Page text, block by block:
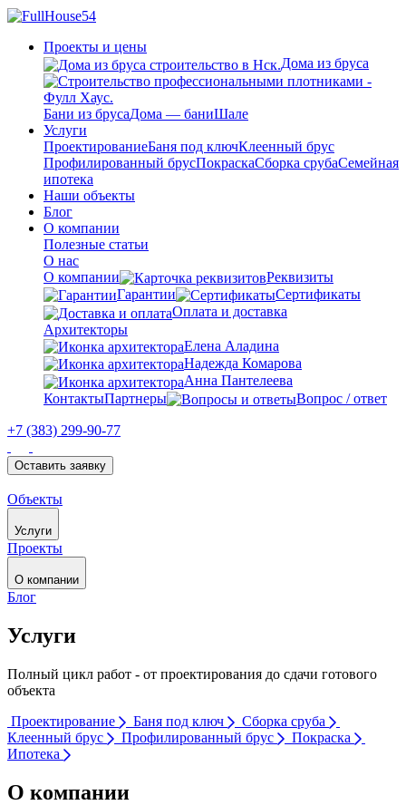
Проекты и цены
Дома из бруса
Бани из брусаДома — баниШале
Услуги
ПроектированиеБаня под ключКлеенный брус
Профилированный брусПокраскаСборка срубаСемейная
ипотека
Наши объекты
Блог
О компании
Полезные статьи
О нас
О компании
Реквизиты
Гарантии
Сертификаты
Оплата и доставка
Архитекторы
Елена Аладина
Надежда Комарова
Анна Пантелеева
КонтактыПартнеры Вопрос / ответ
+7 (383) 299-90-77
Оставить заявку
Объекты
Услуги
Проекты
О компании
Блог
Услуги
Полный цикл работ - от проектирования до сдачи готового
объекта
Проектирование
Баня под ключ
Сборка сруба
Клеенный брус
Профилированный брус
Покраска
Ипотека
О компании